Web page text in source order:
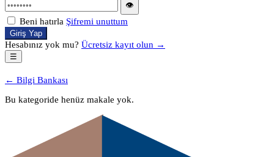
👁
Beni hatırla Şifremi unuttum
Giriş Yap
Hesabınız yok mu? Ücretsiz kayıt olun →
☰
← Bilgi Bankası
Bu kategoride henüz makale yok.